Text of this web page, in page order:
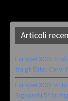
Articoli
Europei XCO:
tra gli Elite. Corvi
Europei XCO:
Signorelli 5^ la